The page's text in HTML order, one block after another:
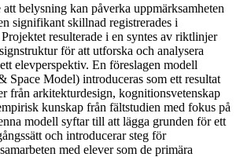
belysning kan påverka uppmärksamheten
signifikant skillnad registrerades i
resulterade i en syntes av riktlinjer
för att utforska och analysera
elevperspektiv. En föreslagen modell
Model) introduceras som ett resultat
från arkitekturdesign, kognitionsvetenskap
kunskap från fältstudien med fokus på
modell syftar till att lägga grunden för ett
och introducerar steg för
med elever som de primära